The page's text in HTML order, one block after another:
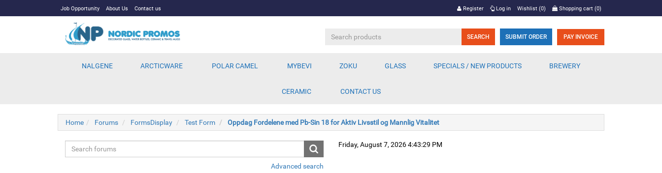
Job Opportunity About Us Contact us Register Log in Wishlist (0) Shopping cart (0)
SUBMIT ORDER PAY INVOICE
NALGENE ARCTICWARE POLAR CAMEL MYBEVI ZOKU GLASS SPECIALS / NEW PRODUCTS BREWERY
CERAMIC CONTACT US
Home Forums FormsDisplay Test Form Oppdag Fordelene med Pb-Sin 18 for Aktiv Livsstil og Mannlig Vitalitet
Advanced search
Friday, August 7, 2026 4:43:29 PM